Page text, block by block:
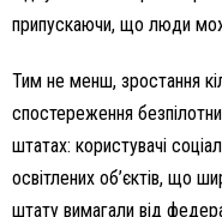
припускаючи, що люди
Тим не менш, зростання
спостереження
штатах: користувачі
освітлених об’єктів, що
штату вимагали від